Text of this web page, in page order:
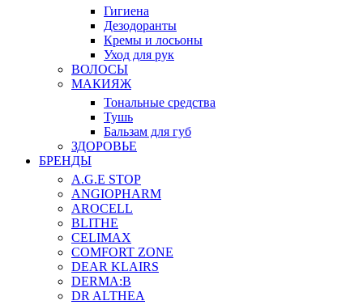
Гигиена
Дезодоранты
Кремы и лосьоны
Уход для рук
ВОЛОСЫ
МАКИЯЖ
Тональные средства
Тушь
Бальзам для губ
ЗДОРОВЬЕ
БРЕНДЫ
A.G.E STOP
ANGIOPHARM
AROCELL
BLITHE
CELIMAX
COMFORT ZONE
DEAR KLAIRS
DERMA:B
DR ALTHEA